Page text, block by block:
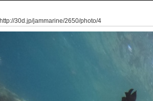
http://30d.jp/jammarine/2650/photo/4